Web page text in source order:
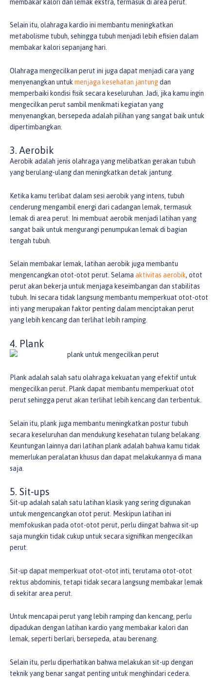
membakar kalori dan lemak ekstra, termasuk di area perut.
Selain itu, olahraga kardio ini membantu meningkatkan
metabolisme tubuh, sehingga tubuh menjadi lebih efisien dalam
membakar kalori sepanjang hari.
Olahraga mengecilkan perut ini juga dapat menjadi cara yang
menyenangkan untuk menjaga kesehatan jantungdan
memperbaiki kondisi fisik secara keseluruhan. Jadi, jika kamu ingin
mengecilkan perut sambil menikmati kegiatan yang
menyenangkan, bersepeda adalah pilihan yang sangat baik untuk
dipertimbangkan.
3. Aerobik
Aerobik adalah jenis olahraga yang melibatkan gerakan tubuh
yang berulang-ulang dan meningkatkan detak jantung.
Ketika kamu terlibat dalam sesi aerobik yang intens, tubuh
cenderung mengambil energi dari cadangan lemak, termasuk
lemak di area perut. Ini membuat aerobik menjadi latihan yang
sangat baik untuk mengurangi penumpukan lemak di bagian
tengah tubuh.
Selain membakar lemak, latihan aerobik juga membantu
mengencangkan otot-otot perut. Selama aktivitas aerobik, otot
perut akan bekerja untuk menjaga keseimbangan dan stabilitas
tubuh. Ini secara tidak langsung membantu memperkuat otot-otot
inti yang merupakan faktor penting dalam menciptakan perut
yang lebih kencang dan terlihat lebih ramping.
4. Plank
Plank adalah salah satu olahraga kekuatan yang efektif untuk
mengecilkan perut. Plank dapat membantu memperkuat otot
perut sehingga perut akan terlihat lebih kencang dan terbentuk.
Selain itu, plank juga membantu meningkatkan postur tubuh
secara keseluruhan dan mendukung kesehatan tulang belakang.
Keuntungan lainnya dari latihan plank adalah bahwa kamu tidak
memerlukan peralatan khusus dan dapat melakukannya di mana
saja.
5. Sit-ups
Sit-up adalah salah satu latihan klasik yang sering digunakan
untuk mengencangkan otot perut. Meskipun latihan ini
memfokuskan pada otot-otot perut, perlu diingat bahwa sit-up
saja mungkin tidak cukup untuk secara signifikan mengecilkan
perut.
Sit-up dapat memperkuat otot-otot inti, terutama otot-otot
rektus abdominis, tetapi tidak secara langsung membakar lemak
di sekitar area perut.
Untuk mencapai perut yang lebih ramping dan kencang, perlu
dipadukan dengan latihan kardio yang membakar kalori dan
lemak, seperti berlari, bersepeda, atau berenang.
Selain itu, perlu diperhatikan bahwa melakukan sit-up dengan
teknik yang benar sangat penting untuk menghindari cedera.